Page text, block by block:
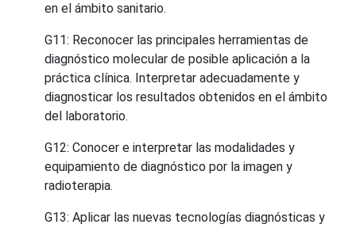
en el ámbito sanitario.
G11: Reconocer las principales herramientas de
diagnóstico molecular de posible aplicación a la
práctica clínica. Interpretar adecuadamente y
diagnosticar los resultados obtenidos en el ámbito
del laboratorio.
G12: Conocer e interpretar las modalidades y
equipamiento de diagnóstico por la imagen y
radioterapia.
G13: Aplicar las nuevas tecnologías diagnósticas y